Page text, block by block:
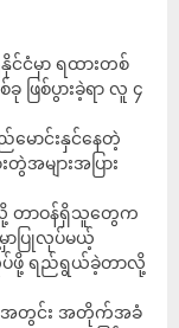
ငံမှာ ရထားတစ်
ြစ်ပွားခဲ့ရာ လူ ၄
ောင်းနှင်နေတဲ့
တွဲအများအပြား
တာဝန်ရှိသူတွေက
ာပြုလုပ်မယ့်
ဖို့ ရည်ရွယ်ခဲ့တာလို့
ေအတွင်း အတိုက်အခံ